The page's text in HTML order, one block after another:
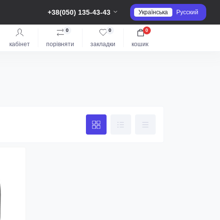
+38(050) 135-43-43 Українська Русский
кабінет порівняти
0
закладки
0
кошик
0